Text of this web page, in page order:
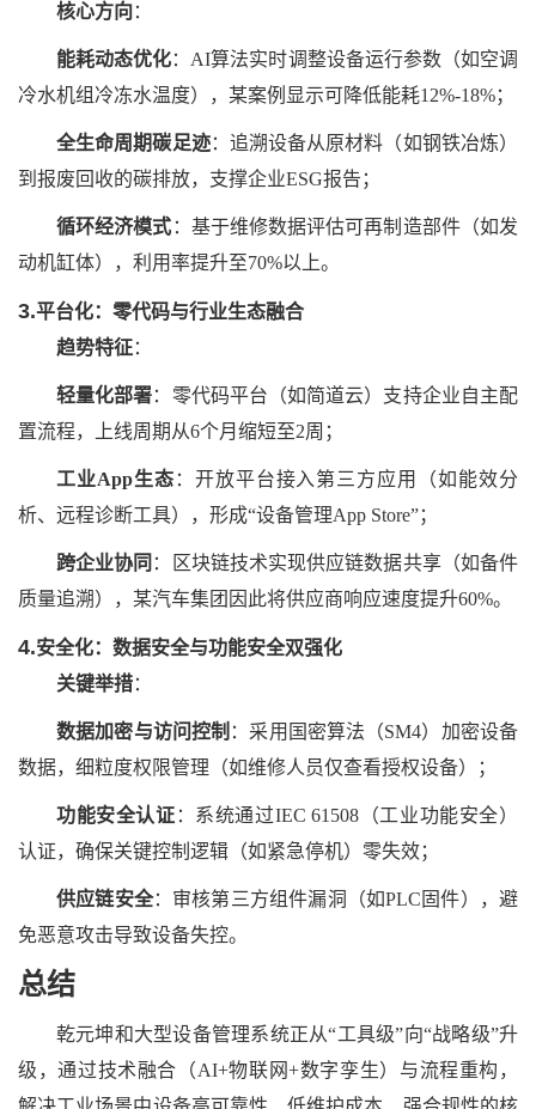
核心方向 ：
能耗动态优化： AI算法实时调整设备运行参数（如空调
冷水机组冷冻水温度），某案例显示可降低能耗12%-18%；
全生命周期碳足迹：追溯设备从原材料（如钢铁冶炼）
到报废回收的碳排放，支撑企业ESG报告；
循环经济模式 ：基于维修数据评估可再制造部件（如发
动机缸体），利用率提升至70%以上。
3.平台化：零代码与行业生态融合
趋势特征：
轻量化部署：零代码平台（如简道云）支持企业自主配
置流程，上线周期从6个月缩短至2周；
工业App生态 ：开放平台接入第三方应用（如能效分
析、远程诊断工具），形成“设备管理App Store”；
跨企业协同 ：区块链技术实现供应链数据共享（如备件
质量追溯），某汽车集团因此将供应商响应速度提升60%。
4.安全化：数据安全与功能安全双强化
关键举措：
数据加密与访问控制 ：采用国密算法（SM4）加密设备
数据，细粒度权限管理（如维修人员仅查看授权设备）；
功能安全认证 ：系统通过IEC 61508（工业功能安全）
认证，确保关键控制逻辑（如紧急停机）零失效；
供应链安全：审核第三方组件漏洞（如PLC固件），避
免恶意攻击导致设备失控。
总结
乾元坤和大型设备管理系统正从“工具级”向“战略级”升
级，通过技术融合（AI+物联网+数字孪生）与流程重构，